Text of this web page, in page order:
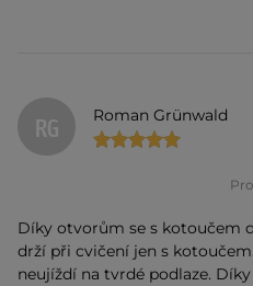
RG Roman Grünwald
Díky otvorům se s kotoučem
drží při cvičení jen s
neujíždí na tvrdé podlaze.